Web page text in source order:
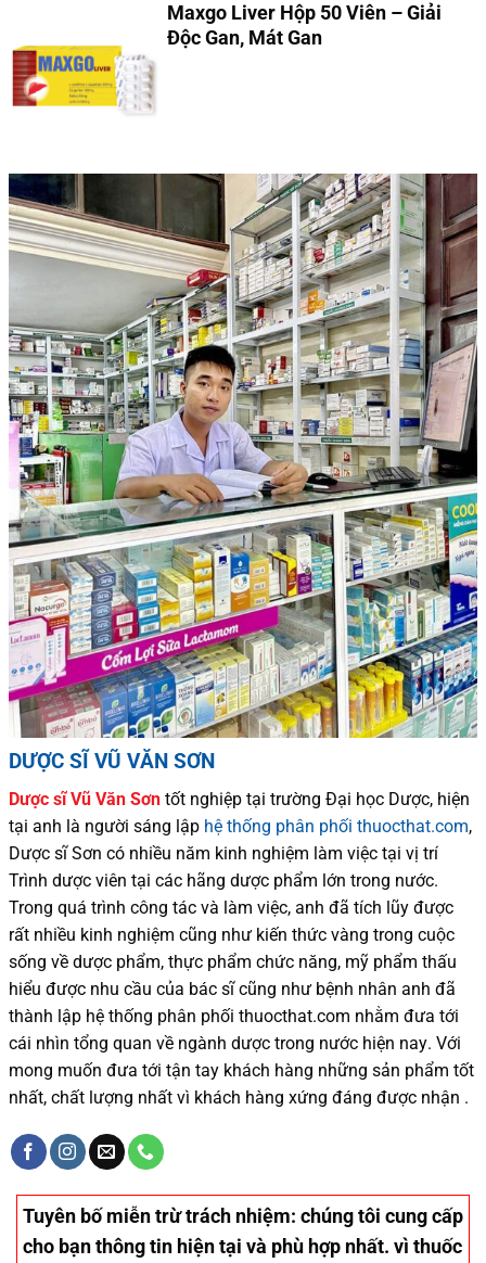
Maxgo Liver Hộp 50 Viên – Giải
Độc Gan, Mát Gan
DƯỢC SĨ VŨ VĂN SƠN
Dược sĩVũ Văn Sơn tốt nghiệp tại trường Đại học Dược, hiện
tại anh là người sáng lập hệ thống phân phối thuocthat.com,
Dược sĩSơn có nhiều năm kinh nghiệm làm việc tại vị trí
Trình dược viên tại các hãng dược phẩm lớn trong nước.
Trong quá trình công tác và làm việc, anh đã tích lũy được
rất nhiều kinh nghiệm cũng như kiến thức vàng trong cuộc
sống về dược phẩm, thực phẩm chức năng, mỹ phẩm thấu
hiểu được nhu cầu của bác sĩcũng như bệnh nhân anh đã
thành lập hệ thống phân phối thuocthat.com nhằm đưa tới
cái nhìn tổng quan về ngành dược trong nước hiện nay. Với
mong muốn đưa tới tận tay khách hàng những sản phẩm tốt
nhất, chất lượng nhất vì khách hàng xứng đáng được nhận .
Tuyên bố miễn trừ trách nhiệm: chúng tôi cung cấp
cho bạn thông tin hiện tại và phù hợp nhất. vì thuốc